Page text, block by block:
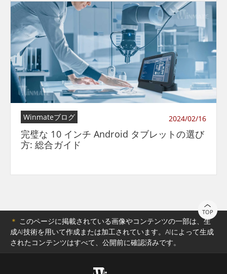
Winmateブログ 2024/02/16
完璧な 10 インチ Android タブレットの選び
方: 総合ガイド
TOP
＊ このページに掲載されている画像やコンテンツの一部は、生
成AI技術を用いて作成または加工されています。AIによって生成
されたコンテンツはすべて、公開前に確認済みです。